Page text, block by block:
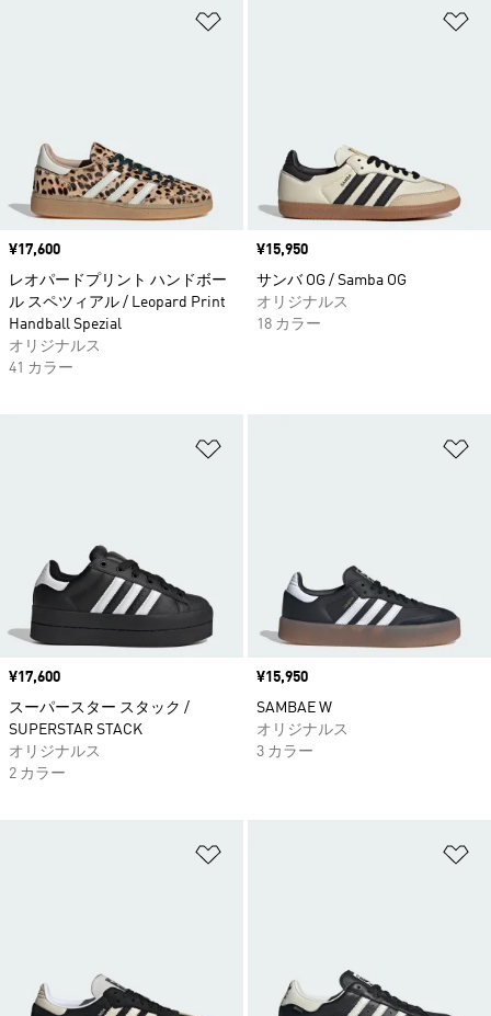
価格
¥17,600
レオパードプリント ハンドボー
ル スペツィアル / Leopard Print
Handball Spezial
オリジナルス
41 カラー
価格
¥15,950
サンバ OG / Samba OG
オリジナルス
18 カラー
価格
¥17,600
スーパースター スタック /
SUPERSTAR STACK
オリジナルス
2 カラー
価格
¥15,950
SAMBAE W
オリジナルス
3 カラー